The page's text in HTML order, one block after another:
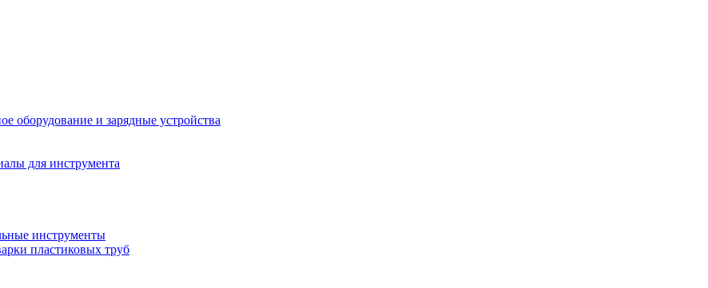
оборудование и зарядные устройства
для инструмента
инструменты
пластиковых труб